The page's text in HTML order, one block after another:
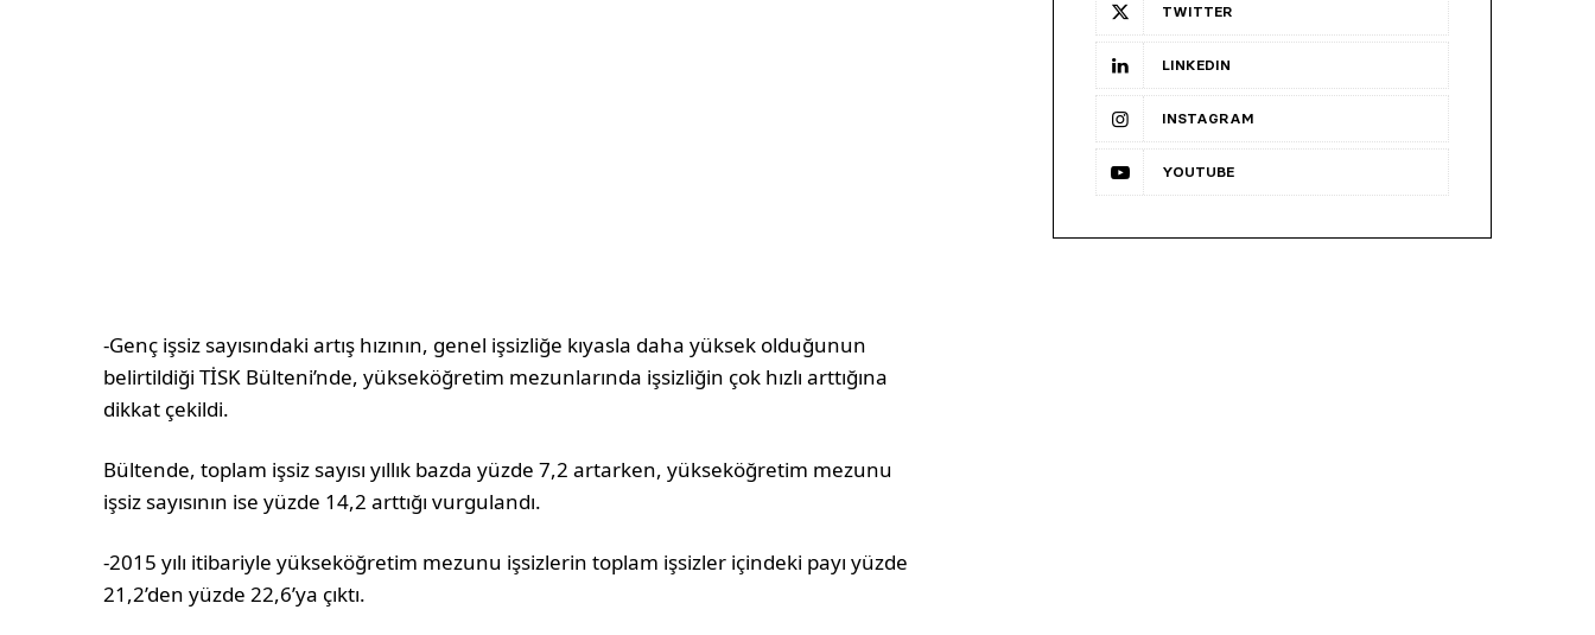
-Genç işsiz sayısındaki artış hızının, genel işsizliğe kıyasla daha yüksek olduğunun
belirtildiği TİSK Bülteni’nde, yükseköğretim mezunlarında işsizliğin çok hızlı arttığına
dikkat çekildi.
Bültende, toplam işsiz sayısı yıllık bazda yüzde 7,2 artarken, yükseköğretim mezunu
işsiz sayısının ise yüzde 14,2 arttığı vurgulandı.
-2015 yılı itibariyle yükseköğretim mezunu işsizlerin toplam işsizler içindeki payı yüzde
21,2’den yüzde 22,6’ya çıktı.
TWITTER
LINKEDIN
INSTAGRAM
YOUTUBE